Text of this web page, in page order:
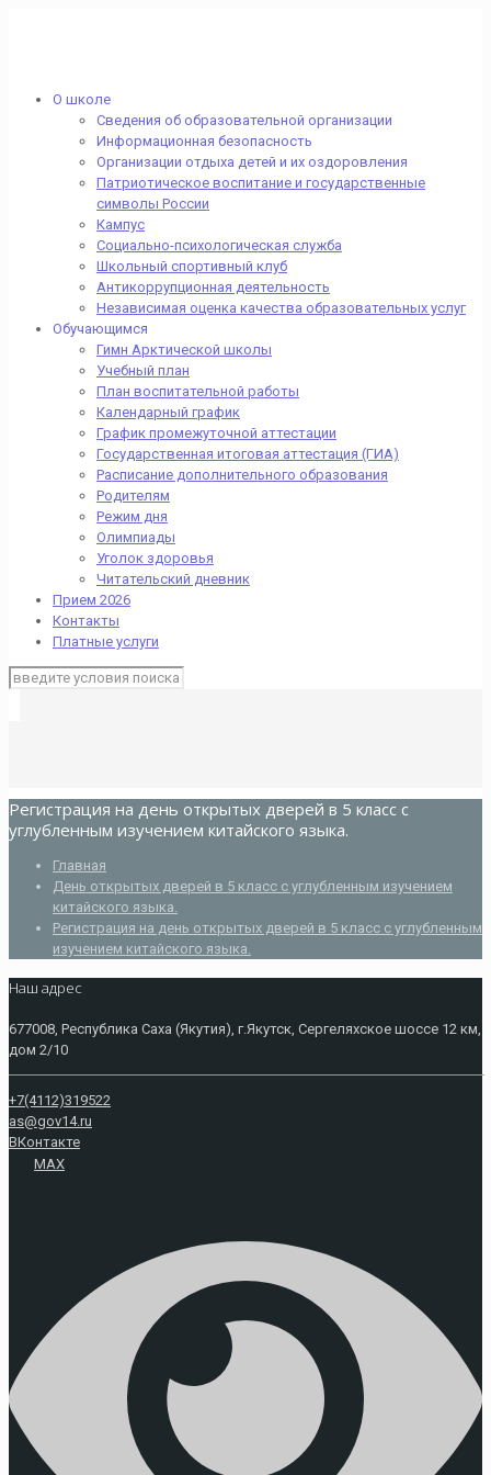
О школе
Сведения об образовательной организации
Информационная безопасность
Организации отдыха детей и их оздоровления
Патриотическое воспитание и государственные
символы России
Кампус
Социально-психологическая служба
Школьный спортивный клуб
Антикоррупционная деятельность
Независимая оценка качества образовательных услуг
Обучающимся
Гимн Арктической школы
Учебный план
План воспитательной работы
Календарный график
График промежуточной аттестации
Государственная итоговая аттестация (ГИА)
Расписание дополнительного образования
Родителям
Режим дня
Олимпиады
Уголок здоровья
Читательский дневник
Прием 2026
Контакты
Платные услуги
Регистрация на день открытых дверей в 5 класс с
углубленным изучением китайского языка.
Главная
День открытых дверей в 5 класс с углубленным изучением
китайского языка.
Регистрация на день открытых дверей в 5 класс с углубленным
изучением китайского языка.
Наш адрес
677008, Республика Саха (Якутия), г.Якутск, Сергеляхское шоссе 12 км,
дом 2/10
+7(4112)319522
as@gov14.ru
ВКонтакте
MAX